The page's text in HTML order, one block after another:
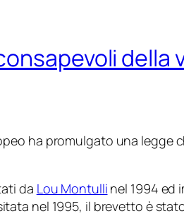
della
ha promulgato una legge
da Lou Montulli nel 1994 ed
nel 1995, il brevetto è